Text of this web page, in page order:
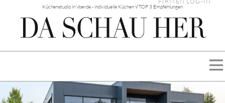
Küchenstudio in Voerde - individuelle Küchen √ TOP 3 Empfehlungen